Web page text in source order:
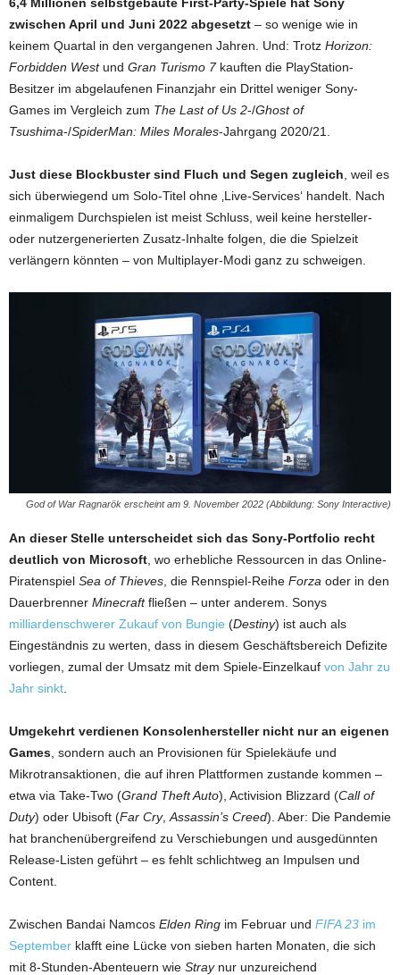
6,4 Millionen selbstgebaute First-Party-Spiele hat Sony
zwischen April und Juni 2022 abgesetzt – so wenige wie in
keinem Quartal in den vergangenen Jahren. Und: Trotz Horizon:
Forbidden Westund Gran Turismo 7kauften die PlayStation-
Besitzer im abgelaufenen Finanzjahr ein Drittel weniger Sony-
Games im Vergleich zum The Last of Us 2-/Ghost of
Tsushima-/SpiderMan: Miles Morales-Jahrgang 2020/21.
Just diese Blockbuster sind Fluch und Segen zugleich, weil es
sich überwiegend um Solo-Titel ohne ‚Live-Services‘ handelt. Nach
einmaligem Durchspielen ist meist Schluss, weil keine hersteller-
oder nutzergenerierten Zusatz-Inhalte folgen, die die Spielzeit
verlängern könnten – von Multiplayer-Modi ganz zu schweigen.
God of War Ragnarök erscheint am 9. November 2022 (Abbildung: Sony Interactive)
An dieser Stelle unterscheidet sich das Sony-Portfolio recht
deutlich von Microsoft , wo erhebliche Ressourcen in das Online-
Piratenspiel Sea of Thieves , die Rennspiel-Reihe Forza oder in den
Dauerbrenner Minecraftfließen – unter anderem. Sonys
milliardenschwerer Zukauf von Bungie (Destiny) ist auch als
Eingeständnis zu werten, dass in diesem Geschäftsbereich Defizite
vorliegen, zumal der Umsatz mit dem Spiele-Einzelkauf von Jahr zu
Jahr sinkt
Umgekehrt verdienen Konsolenhersteller nicht nur an eigenen
Games , sondern auch an Provisionen für Spielekäufe und
Mikrotransaktionen, die auf ihren Plattformen zustande kommen –
etwa via Take-Two (Grand Theft Auto), Activision Blizzard (Call of
Duty) oder Ubisoft (Far Cry, Assassin’s Creed). Aber: Die Pandemie
hat branchenübergreifend zu Verschiebungen und ausgedünnten
Release-Listen geführt – es fehlt schlichtweg an Impulsen und
Content.
Zwischen Bandai Namcos Elden Ring im Februar und FIFA 23 im
September klafft eine Lücke von sieben harten Monaten, die sich
mit 8-Stunden-Abenteuern wie Straynur unzureichend